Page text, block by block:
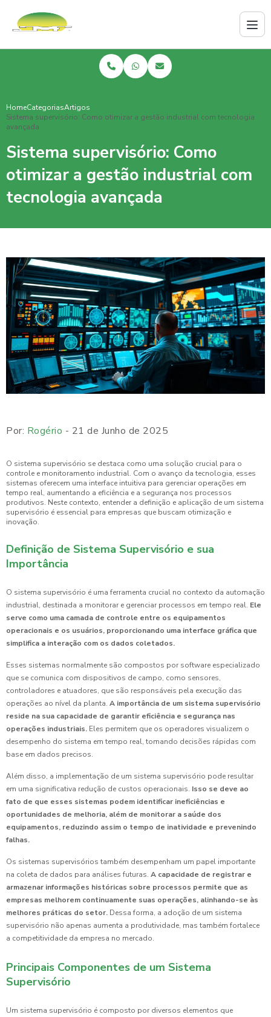
HomeCategoriasArtigos
Sistema supervisório: Como otimizar a gestão industrial com tecnologia
avançada
Sistema supervisório: Como
otimizar a gestão industrial com
tecnologia avançada
Por: Rogério - 21 de Junho de 2025
O sistema supervisório se destaca como uma solução crucial para o
controle e monitoramento industrial. Com o avanço da tecnologia, esses
sistemas oferecem uma interface intuitiva para gerenciar operações em
tempo real, aumentando a eficiência e a segurança nos processos
produtivos. Neste contexto, entender a definição e aplicação de um sistema
supervisório é essencial para empresas que buscam otimização e
inovação.
Definição de Sistema Supervisório e sua
Importância
O sistema supervisório é uma ferramenta crucial no contexto da automação
industrial, destinada a monitorar e gerenciar processos em tempo real. Ele
serve como uma camada de controle entre os equipamentos
operacionais e os usuários, proporcionando uma interface gráfica que
simplifica a interação com os dados coletados.
Esses sistemas normalmente são compostos por software especializado
que se comunica com dispositivos de campo, como sensores,
controladores e atuadores, que são responsáveis pela execução das
operações ao nível da planta. A importância de um sistema supervisório
reside na sua capacidade de garantir eficiência e segurança nas
operações industriais. Eles permitem que os operadores visualizem o
desempenho do sistema em tempo real, tomando decisões rápidas com
base em dados precisos.
Além disso, a implementação de um sistema supervisório pode resultar
em uma significativa redução de custos operacionais. Isso se deve ao
fato de que esses sistemas podem identificar ineficiências e
oportunidades de melhoria, além de monitorar a saúde dos
equipamentos, reduzindo assim o tempo de inatividade e prevenindo
falhas.
Os sistemas supervisórios também desempenham um papel importante
na coleta de dados para análises futuras. A capacidade de registrar e
armazenar informações históricas sobre processos permite que as
empresas melhorem continuamente suas operações, alinhando-se às
melhores práticas do setor. Dessa forma, a adoção de um sistema
supervisório não apenas aumenta a produtividade, mas também fortalece
a competitividade da empresa no mercado.
Principais Componentes de um Sistema
Supervisório
Um sistema supervisório é composto por diversos elementos que